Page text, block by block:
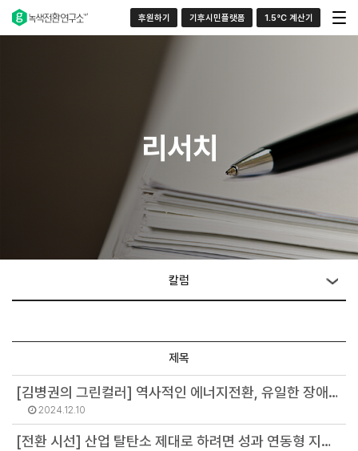
후원하기 기후시민플랫폼 1.5°C 계산기
리서치
칼럼
제목
[김병권의 그린컬러] 역사적인 에너지전환, 유일한 장애물은 정치 (김병권 연구위원)
2024.12.10
[전환 시선] 산업 탈탄소 제대로 하려면 성과 연동형 지원 필요 (지현영 부소장)